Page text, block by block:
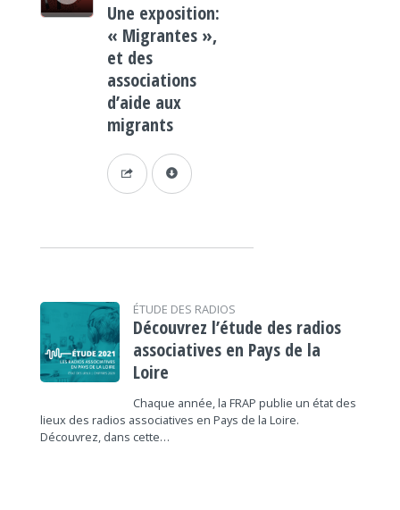
Une exposition:
« Migrantes »,
et des
associations
d’aide aux
migrants
ÉTUDE DES RADIOS
Découvrez l’étude des radios
associatives en Pays de la
Loire
Chaque année, la FRAP publie un état des
lieux des radios associatives en Pays de la Loire.
Découvrez, dans cette…